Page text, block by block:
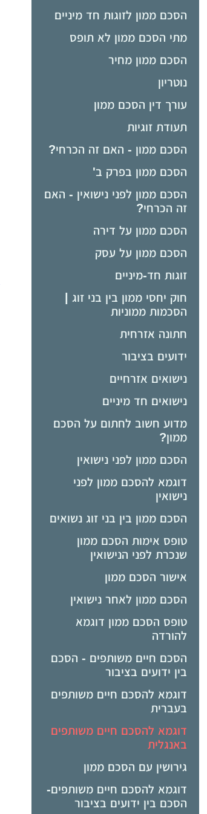
הסכם ממון לזוגות חד מיניים
מתי הסכם ממון לא תופס
הסכם ממון מחיר
נוטריון
עורך דין הסכם ממון
תעודת זוגיות
הסכם ממון - האם זה הכרחי?
הסכם ממון בפרק ב'
הסכם ממון לפני נישואין - האם
זה הכרחי?
הסכם ממון על דירה
הסכם ממון על עסק
זוגות חד-מיניים
חוק יחסי ממון בין בני זוג |
הסכמות ממוניות
חתונה אזרחית
ידועים בציבור
נישואים אזרחיים
נישואים חד מיניים
מדוע חשוב לחתום על הסכם
ממון?
הסכם ממון לפני נישואין
דוגמא להסכם ממון לפני
נישואין
הסכם ממון בין בני זוג נשואים
טופס אימות הסכם ממון
שנכרת לפני הנישואין
אישור הסכם ממון
הסכם ממון לאחר נישואין
טופס הסכם ממון דוגמא
להורדה
הסכם חיים משותפים - הסכם
בין ידועים בציבור
דוגמא להסכם חיים משותפים
בעברית
דוגמא להסכם חיים משותפים
באנגלית
גירושין עם הסכם ממון
דוגמא להסכם חיים משותפים-
הסכם בין ידועים בציבור